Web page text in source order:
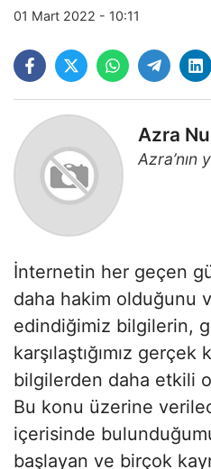
01 Mart 2022 - 10:11
Azra
Azra’nın
İnternetin her geçen
daha hakim olduğunu
edindiğimiz bilgilerin,
karşılaştığımız
bilgilerden daha etkili
Bu konu üzerine
içerisinde
başlayan ve birçok